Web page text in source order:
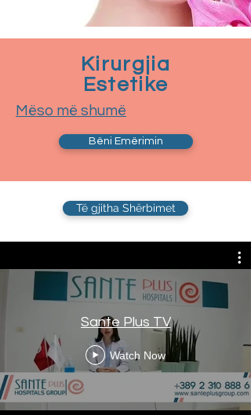
Kirurgjia
Estetike
Mëso më shumë
Bëni Emërimin
Të gjitha Shërbimet
Sante Plus TV
Watch Now